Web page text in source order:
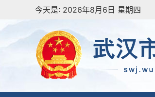
今天是: 2026年8月6日 星期四